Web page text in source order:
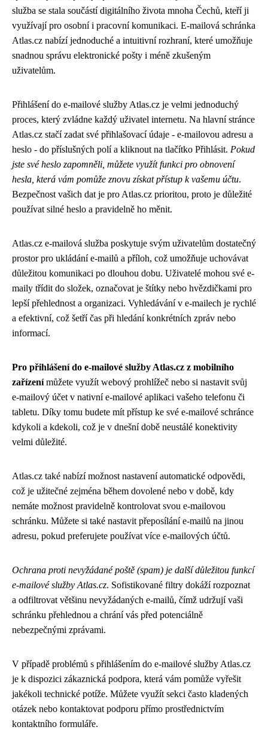
služba se stala součástí digitálního života mnoha Čechů, kteří ji
využívají pro osobní i pracovní komunikaci. E-mailová schránka
Atlas.cz nabízí jednoduché a intuitivní rozhraní, které umožňuje
snadnou správu elektronické pošty i méně zkušeným
uživatelům.
Přihlášení do e-mailové služby Atlas.cz je velmi jednoduchý
proces, který zvládne každý uživatel internetu. Na hlavní stránce
Atlas.cz stačí zadat své přihlašovací údaje - e-mailovou adresu a
heslo - do příslušných polí a kliknout na tlačítko Přihlásit. Pokud
jste své heslo zapomněli, můžete využít funkci pro obnovení
hesla, která vám pomůže znovu získat přístup k vašemu účtu.
Bezpečnost vašich dat je pro Atlas.cz prioritou, proto je důležité
používat silné heslo a pravidelně ho měnit.
Atlas.cz e-mailová služba poskytuje svým uživatelům dostatečný
prostor pro ukládání e-mailů a příloh, což umožňuje uchovávat
důležitou komunikaci po dlouhou dobu. Uživatelé mohou své e-
maily třídit do složek, označovat je štítky nebo hvězdičkami pro
lepší přehlednost a organizaci. Vyhledávání v e-mailech je rychlé
a efektivní, což šetří čas při hledání konkrétních zpráv nebo
informací.
Pro přihlášení do e-mailové služby Atlas.cz z mobilního
zařízenímůžete využít webový prohlížeč nebo si nastavit svůj
e-mailový účet v nativní e-mailové aplikaci vašeho telefonu či
tabletu. Díky tomu budete mít přístup ke své e-mailové schránce
kdykoli a kdekoli, což je v dnešní době neustálé konektivity
velmi důležité.
Atlas.cz také nabízí možnost nastavení automatické odpovědi,
což je užitečné zejména během dovolené nebo v době, kdy
nemáte možnost pravidelně kontrolovat svou e-mailovou
schránku. Můžete si také nastavit přeposílání e-mailů na jinou
adresu, pokud preferujete používat více e-mailových účtů.
Ochrana proti nevyžádané poště (spam) je další důležitou funkcí
e-mailové služby Atlas.cz. Sofistikované filtry dokáží rozpoznat
a odfiltrovat většinu nevyžádaných e-mailů, čímž udržují vaši
schránku přehlednou a chrání vás před potenciálně
nebezpečnými zprávami.
V případě problémů s přihlášením do e-mailové služby Atlas.cz
je k dispozici zákaznická podpora, která vám pomůže vyřešit
jakékoli technické potíže. Můžete využít sekci často kladených
otázek nebo kontaktovat podporu přímo prostřednictvím
kontaktního formuláře.